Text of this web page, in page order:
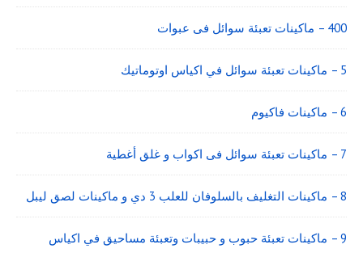
400 – ماكينات تعبئة سوائل فى عبوات
5 – ماكينات تعبئة سوائل في اكياس اوتوماتيك
6 – ماكينات فاكيوم
7 – ماكينات تعبئة سوائل فى اكواب و غلق أغطية
8 – ماكينات التغليف بالسلوفان للعلب 3 دي و ماكينات لصق ليبل
9 – ماكينات تعبئة حبوب و حبيبات وتعبئة مساحيق في اكياس